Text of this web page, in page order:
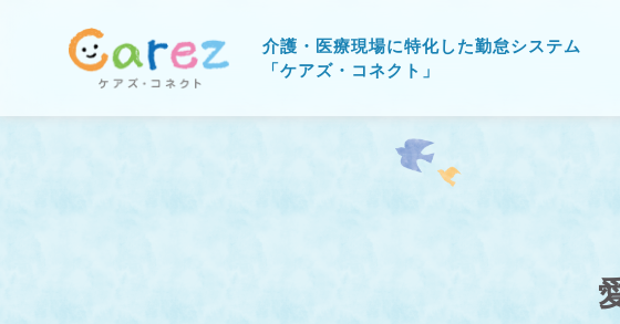
介護・医療現場に特化した勤怠システム
「ケアズ・コネクト」